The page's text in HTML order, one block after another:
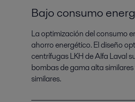
Bajo consumo
La optimización del consumo
ahorro energético. El diseño
centrífugas LKH de Alfa Laval
bombas de gama alta
similares.